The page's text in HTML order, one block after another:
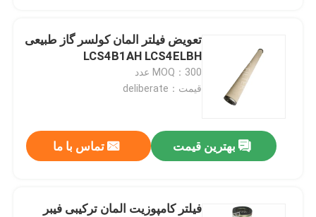
تعویض فیلتر المان کولسر گاز طبیعی
LCS4B1AH LCS4ELBH
MOQ：300 عدد
قیمت：deliberate
بهترین قیمت تماس با ما
فیلتر کامپوزیت المان ترکیبی فیبر